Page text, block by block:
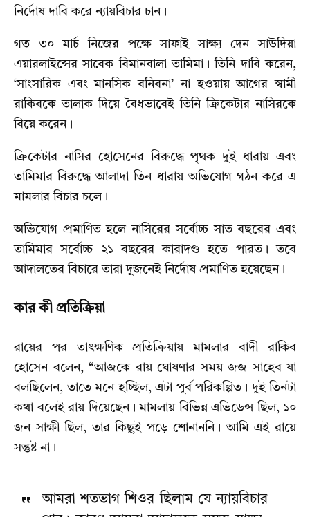
নির্দোষ দাবি করে ন্যায়বিচার চান।
গত ৩০ মার্চ নিজের পক্ষে সাফাই সাক্ষ্য দেন সাউদিয়া
এয়ারলাইন্সের সাবেক বিমানবালা তামিমা। তিনি দাবি করেন,
‘সাংসারিক এবং মানসিক বনিবনা’ না হওয়ায় আগের স্বামী
রাকিবকে তালাক দিয়ে বৈধভাবেই তিনি ক্রিকেটার নাসিরকে
বিয়ে করেন।
ক্রিকেটার নাসির হোসেনের বিরুদ্ধে পৃথক দুই ধারায় এবং
তামিমার বিরুদ্ধে আলাদা তিন ধারায় অভিযোগ গঠন করে এ
মামলার বিচার চলে।
অভিযোগ প্রমাণিত হলে নাসিরের সর্বোচ্চ সাত বছরের এবং
তামিমার সর্বোচ্চ ২১ বছরের কারাদণ্ড হতে পারত। তবে
আদালতের বিচারে তারা দুজনেই নির্দোষ প্রমাণিত হয়েছেন।
কার কী প্রতিক্রিয়া
রায়ের পর তাৎক্ষণিক প্রতিক্রিয়ায় মামলার বাদী রাকিব
হোসেন বলেন, “আজকে রায় ঘোষণার সময় জজ সাহেব যা
বলছিলেন, তাতে মনে হচ্ছিল, এটা পূর্ব পরিকল্পিত। দুই তিনটা
কথা বলেই রায় দিয়েছেন। মামলায় বিভিন্ন এভিডেন্স ছিল, ১০
জন সাক্ষী ছিল, তার কিছুই পড়ে শোনাননি। আমি এই রায়ে
সন্তুষ্ট না।
আমরা শতভাগ শিওর ছিলাম যে ন্যায়বিচার